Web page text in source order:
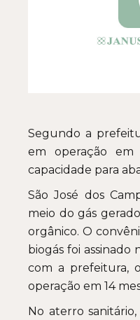
Segundo a
em operação em
capacidade para
São José dos
meio do gás
orgânico. O
biogás foi assinado
com a prefeitura,
operação em 14
No aterro